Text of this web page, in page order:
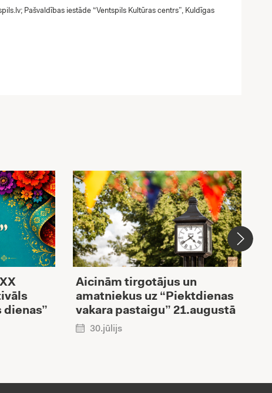
; Pašvaldības iestāde “Ventspils Kultūras centrs”, Kuldīgas
dienas”
Aicinām tirgotājus un
amatniekus uz “Piektdienas
vakara pastaigu” 21.augustā
30.jūlijs